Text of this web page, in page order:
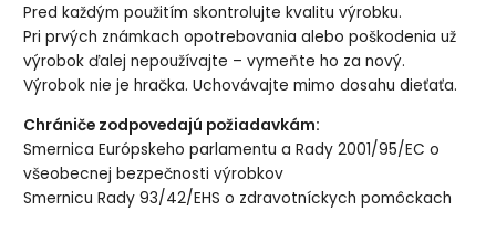
Pred každým použitím skontrolujte kvalitu výrobku.
Pri prvých známkach opotrebovania alebo poškodenia už
výrobok ďalej nepoužívajte – vymeňte ho za nový.
Výrobok nie je hračka. Uchovávajte mimo dosahu dieťaťa.
Chrániče zodpovedajú požiadavkám:
Smernica Európskeho parlamentu a Rady 2001/95/EC o
všeobecnej bezpečnosti výrobkov
Smernicu Rady 93/42/EHS o zdravotníckych pomôckach